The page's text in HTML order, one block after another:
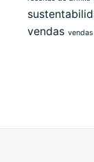
vendas